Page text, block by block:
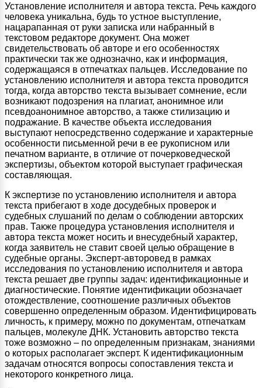
Установление исполнителя и автора текста. Речь каждого
человека уникальна, будь то устное выступление,
нацарапанная от руки записка или набранный в
текстовом редакторе документ. Она может
свидетельствовать об авторе и его особенностях
практически так же однозначно, как и информация,
содержащаяся в отпечатках пальцев. Исследование по
установлению исполнителя и автора текста проводится
тогда, когда авторство текста вызывает сомнение, если
возникают подозрения на плагиат, анонимное или
псевдоанонимное авторство, а также стилизацию и
подражание. В качестве объекта исследования
выступают непосредственно содержание и характерные
особенности письменной речи в ее рукописном или
печатном варианте, в отличие от почерковедческой
экспертизы, объектом которой выступает графическая
составляющая.
К экспертизе по установлению исполнителя и автора
текста прибегают в ходе досудебных проверок и
судебных слушаний по делам о соблюдении авторских
прав. Также процедура установления исполнителя и
автора текста может носить и внесудебный характер,
когда заявитель не ставит своей целью обращение в
судебные органы. Эксперт-авторовед в рамках
исследования по установлению исполнителя и автора
текста решает две группы задач: идентификационные и
диагностические. Понятие идентификации обозначает
отождествление, соотношение различных объектов
совершенно определенным образом. Идентифицировать
личность, к примеру, можно по документам, отпечаткам
пальцев, молекуле ДНК. Установить авторство текста
тоже возможно – по определенным признакам, знаниями
о которых располагает эксперт. К идентификационным
задачам относятся вопросы сопоставления текста и
некоторого конкретного лица.